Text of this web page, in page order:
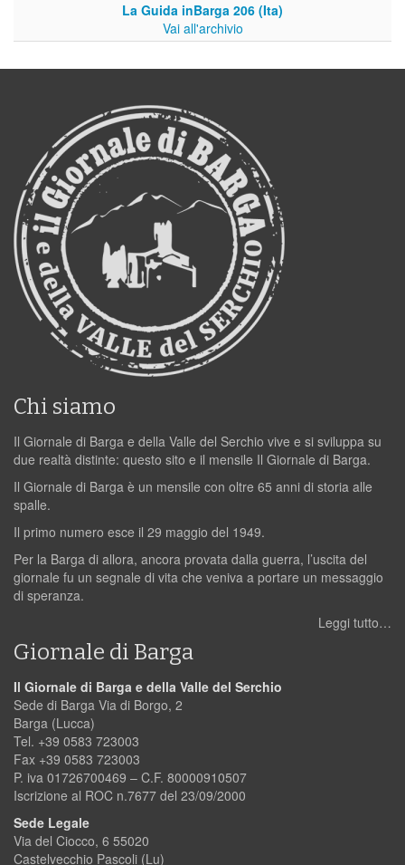
La Guida inBarga 206 (Ita)
Vai all'archivio
Chi siamo
Il Giornale di Barga e della Valle del Serchio vive e si sviluppa su
due realtà distinte: questo sito e il mensile Il Giornale di Barga.
Il Giornale di Barga è un mensile con oltre 65 anni di storia alle
spalle.
Il primo numero esce il 29 maggio del 1949.
Per la Barga di allora, ancora provata dalla guerra, l’uscita del
giornale fu un segnale di vita che veniva a portare un messaggio
di speranza.
Leggi tutto…
Giornale di Barga
Il Giornale di Barga e della Valle del Serchio
Sede di Barga Via di Borgo, 2
Barga (Lucca)
Tel. +39 0583 723003
Fax +39 0583 723003
P. iva 01726700469 – C.F. 80000910507
Iscrizione al ROC n.7677 del 23/09/2000
Sede Legale
Via del Ciocco, 6 55020
Castelvecchio Pascoli (Lu)